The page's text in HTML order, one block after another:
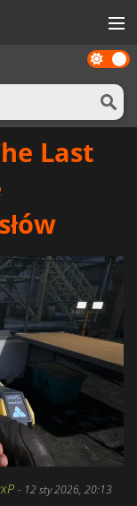
Dark
mode
Last
- 12 sty 2026, 20:13